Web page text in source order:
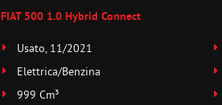
FIAT 500 1.0 Hybrid Connect
Usato, 11/2021
Elettrica/Benzina
999 Cm³